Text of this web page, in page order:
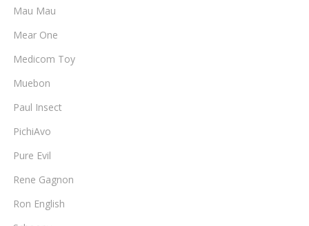
Mau Mau
Mear One
Medicom Toy
Muebon
Paul Insect
PichiAvo
Pure Evil
Rene Gagnon
Ron English